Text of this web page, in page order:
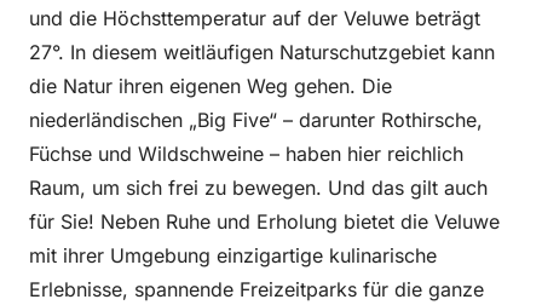
und die Höchsttemperatur auf der Veluwe beträgt
27°. In diesem weitläufigen Naturschutzgebiet kann
die Natur ihren eigenen Weg gehen. Die
niederländischen „Big Five“ – darunter Rothirsche,
Füchse und Wildschweine – haben hier reichlich
Raum, um sich frei zu bewegen. Und das gilt auch
für Sie! Neben Ruhe und Erholung bietet die Veluwe
mit ihrer Umgebung einzigartige kulinarische
Erlebnisse, spannende Freizeitparks für die ganze